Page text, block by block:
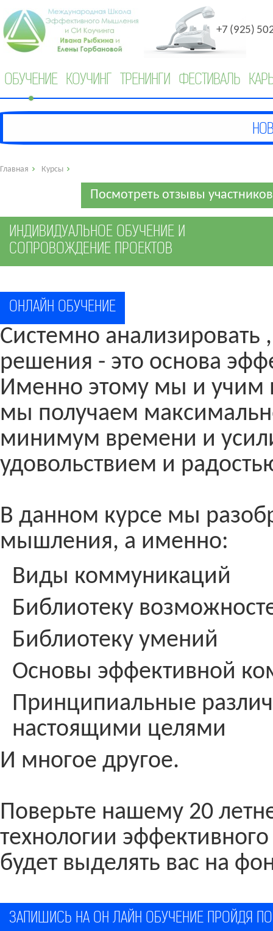
+7 (925)
ОБУЧЕНИЕ КОУЧИНГ ТРЕНИНГИ ФЕСТИВАЛЬ
Главная Курсы
Посмотреть отзывы участников
ИНДИВИДУАЛЬНОЕ ОБУЧЕНИЕ И
СОПРОВОЖДЕНИЕ ПРОЕКТОВ
ОНЛАЙН ОБУЧЕНИЕ
Системно
решения - это основа
Именно этому мы и учим
мы получаем
минимум времени и
удовольствием и
В данном курсе мы
мышления, а именно:
Виды коммуникаций
Библиотеку
Библиотеку умений
Основы эффективной
Принципиальные
настоящими целями
И многое другое.
Поверьте нашему 20
технологии
будет выделять вас на
ЗАПИШИСЬ НА ОН ЛАЙН ОБУЧЕНИЕ ПРОЙДЯ